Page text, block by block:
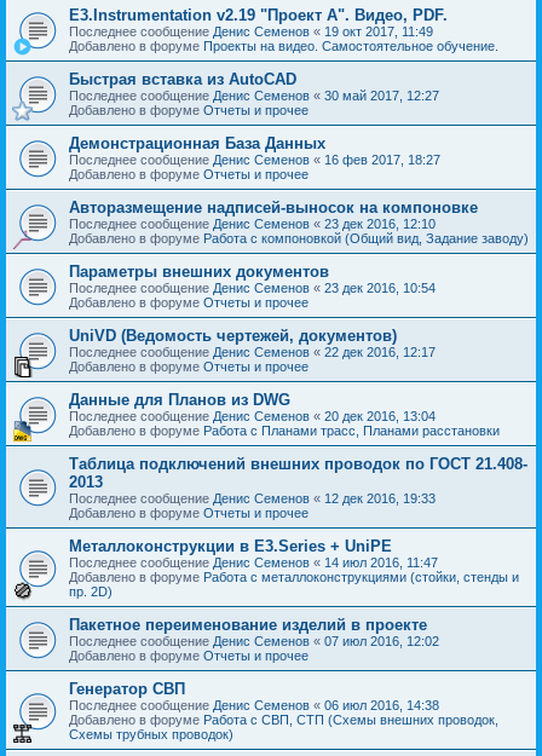
E3.Instrumentation v2.19 "Проект А". Видео, PDF.
Последнее сообщение Денис Семенов « 19 окт 2017, 11:49
Добавлено в форуме Проекты на видео. Самостоятельное обучение.
Быстрая вставка из AutoCAD
Последнее сообщение Денис Семенов « 30 май 2017, 12:27
Добавлено в форуме Отчеты и прочее
Демонстрационная База Данных
Последнее сообщение Денис Семенов « 16 фев 2017, 18:27
Добавлено в форуме Отчеты и прочее
Авторазмещение надписей-выносок на компоновке
Последнее сообщение Денис Семенов « 23 дек 2016, 12:10
Добавлено в форуме Работа с компоновкой (Общий вид, Задание заводу)
Параметры внешних документов
Последнее сообщение Денис Семенов « 23 дек 2016, 10:54
Добавлено в форуме Отчеты и прочее
UniVD (Ведомость чертежей, документов)
Последнее сообщение Денис Семенов « 22 дек 2016, 12:17
Добавлено в форуме Отчеты и прочее
Данные для Планов из DWG
Последнее сообщение Денис Семенов « 20 дек 2016, 13:04
Добавлено в форуме Работа с Планами трасс, Планами расстановки
Таблица подключений внешних проводок по ГОСТ 21.408-
2013
Последнее сообщение Денис Семенов « 12 дек 2016, 19:33
Добавлено в форуме Отчеты и прочее
Металлоконструкции в E3.Series + UniPE
Последнее сообщение Денис Семенов « 14 июл 2016, 11:47
Добавлено в форуме Работа с металлоконструкциями (стойки, стенды и
пр. 2D)
Пакетное переименование изделий в проекте
Последнее сообщение Денис Семенов « 07 июл 2016, 12:02
Добавлено в форуме Отчеты и прочее
Генератор СВП
Последнее сообщение Денис Семенов « 06 июл 2016, 14:38
Добавлено в форуме Работа с СВП, СТП (Схемы внешних проводок,
Схемы трубных проводок)